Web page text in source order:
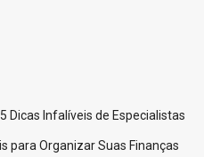
Dicas Infalíveis de Especialistas
para Organizar Suas Finanças